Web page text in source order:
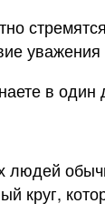
уважения
в один
круг,